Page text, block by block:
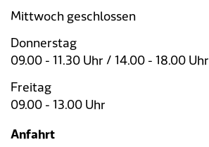
Mittwoch geschlossen
Donnerstag
09.00 - 11.30 Uhr / 14.00 - 18.00 Uhr
Freitag
09.00 - 13.00 Uhr
Anfahrt